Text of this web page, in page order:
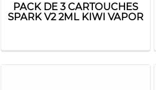
PACK DE 3 CARTOUCHES
SPARK V2 2ML KIWI VAPOR